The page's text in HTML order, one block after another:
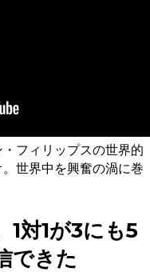
フィリップスの世界的
世界中を興奮の渦に巻
1対1が3にも5
できた